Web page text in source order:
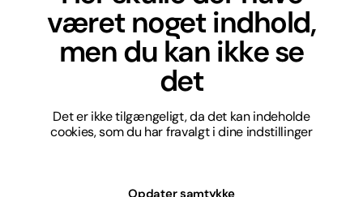
været noget indhold,
men du kan ikke se
det
Det er ikke tilgængeligt, da det kan indeholde
cookies, som du har fravalgt i dine indstillinger
Opdater samtykke